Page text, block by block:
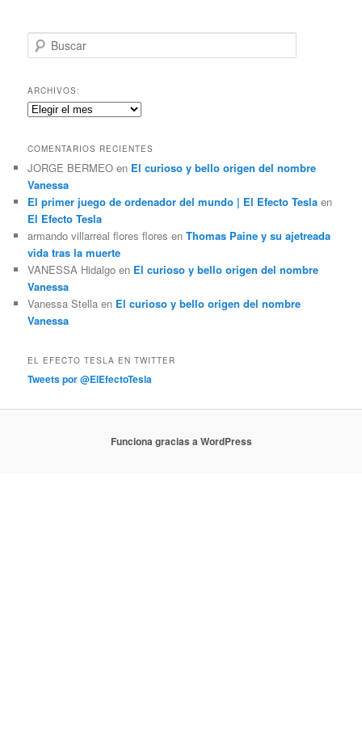
u
c
a
r
ARCHIVOS:
Archivos:
COMENTARIOS RECIENTES
JORGE BERMEO en El curioso y bello origen del nombre
Vanessa
El primer juego de ordenador del mundo | El Efecto Tesla en
El Efecto Tesla
armando villarreal flores flores enThomas Paine y su ajetreada
vida tras la muerte
VANESSA Hidalgo en El curioso y bello origen del nombre
Vanessa
Vanessa Stella en El curioso y bello origen del nombre
Vanessa
EL EFECTO TESLA EN TWITTER
Tweets por @ElEfectoTesla
Funciona gracias a WordPress